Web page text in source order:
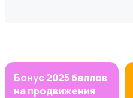
Планшеты
Бонус 2025 баллов
на продвижения